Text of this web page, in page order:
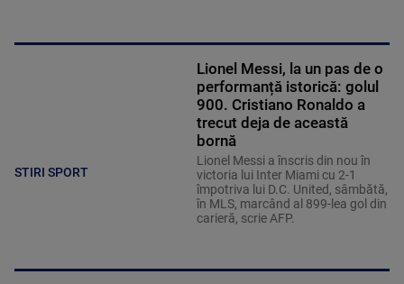
STIRI SPORT
Lionel Messi, la un pas de o
performanță istorică: golul
900. Cristiano Ronaldo a
trecut deja de această
bornă
Lionel Messi a înscris din nou în
victoria lui Inter Miami cu 2-1
împotriva lui D.C. United, sâmbătă,
în MLS, marcând al 899-lea gol din
carieră, scrie AFP.